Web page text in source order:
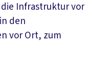
Infrastruktur vor
den
vor Ort, zum